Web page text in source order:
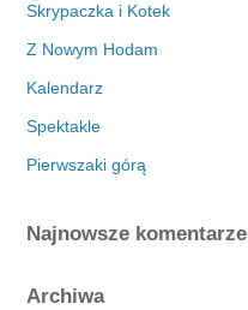
Skrypaczka i Kotek
Z Nowym Hodam
Kalendarz
Spektakle
Pierwszaki górą
Najnowsze komentarze
Archiwa